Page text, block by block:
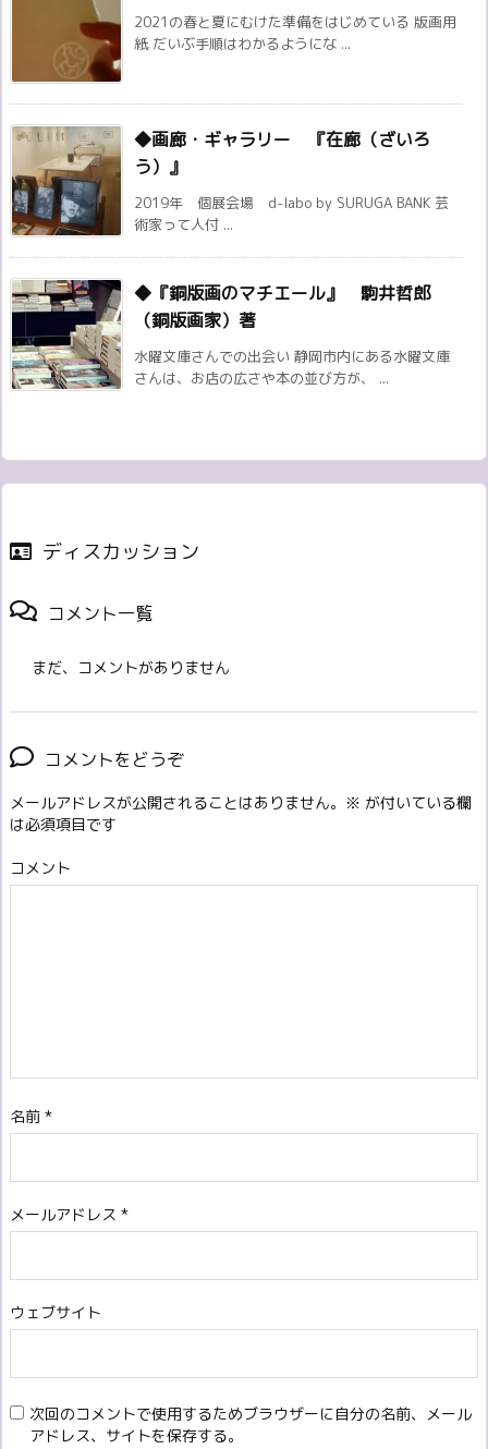
2021の春と夏にむけた準備をはじめている 版画用
紙 だいぶ手順はわかるようにな ...
◆画廊・ギャラリー 『在廊（ざいろ
う）』
2019年 個展会場 d-labo by SURUGA BANK 芸
術家って人付 ...
◆『銅版画のマチエール』 駒井哲郎
（銅版画家）著
水曜文庫さんでの出会い 静岡市内にある水曜文庫
さんは、お店の広さや本の並び方が、 ...
ディスカッション
コメント一覧
まだ、コメントがありません
コメントをどうぞ
メールアドレスが公開されることはありません。 ※ が付いている欄
は必須項目です
コメント
名前 *
メールアドレス *
ウェブサイト
次回のコメントで使用するためブラウザーに自分の名前、メール
アドレス、サイトを保存する。